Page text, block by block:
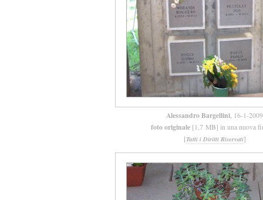
Alessandro Bargellini , 16-1-2009
foto originale [1,7 MB] in una nuova
[Tutti i Diritti Riservati]